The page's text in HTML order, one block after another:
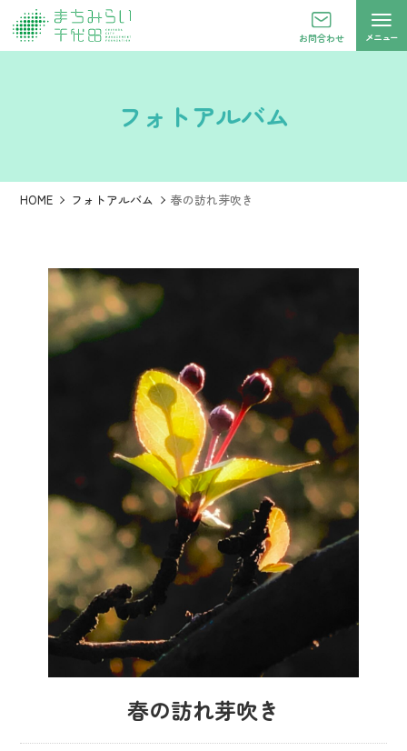
お問合わせ メニュー
フォトアルバム
HOME フォトアルバム 春の訪れ芽吹き
春の訪れ芽吹き